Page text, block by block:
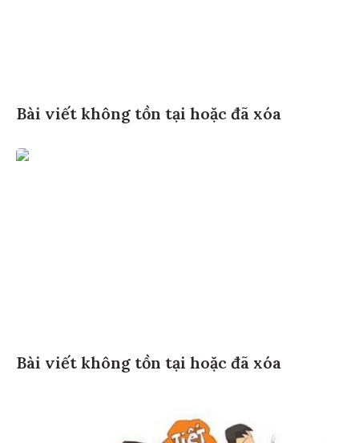
Bài viết không tồn tại hoặc đã xóa
Bài viết không tồn tại hoặc đã xóa